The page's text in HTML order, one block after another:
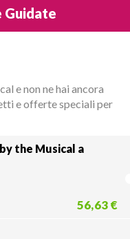
e non ne hai ancora
e offerte speciali per
the Musical a
56,63 €